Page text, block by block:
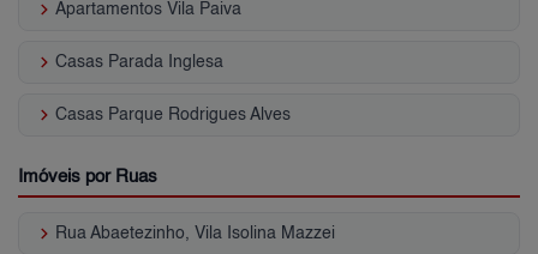
keyboard_arrow_right Apartamentos Vila Paiva
keyboard_arrow_right Casas Parada Inglesa
keyboard_arrow_right Casas Parque Rodrigues Alves
Imóveis por Ruas
keyboard_arrow_right Rua Abaetezinho, Vila Isolina Mazzei